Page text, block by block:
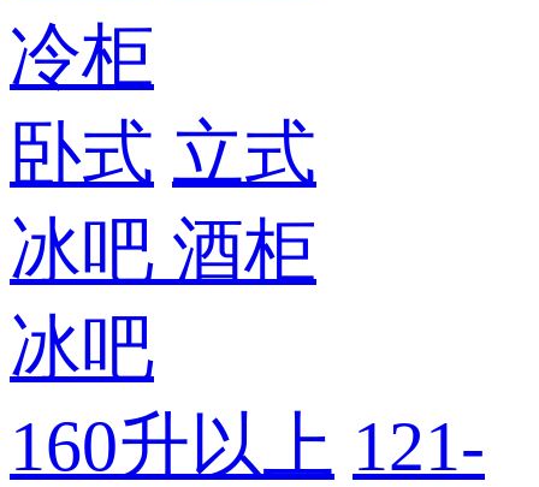
冷柜
卧式 立式
冰吧 酒柜
冰吧
160升以上 121-